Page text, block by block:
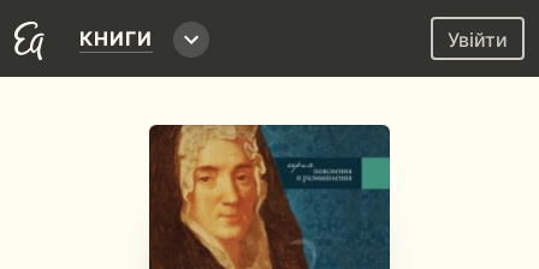
КНИГИ Увійти